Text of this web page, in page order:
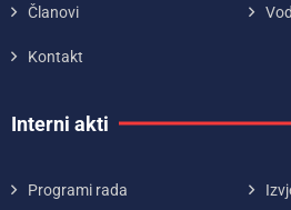
Članovi
Kontakt
Interni akti
Programi rada